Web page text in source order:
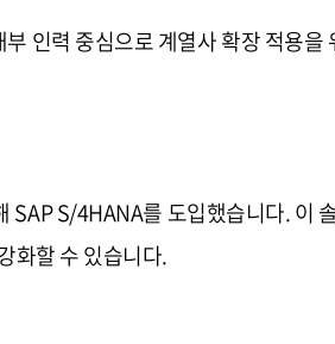
인력 중심으로 계열사 확장 적용을
SAP S/4HANA를 도입했습니다. 이
화할 수 있습니다.